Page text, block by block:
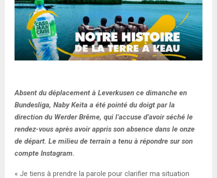
Absent du déplacement à Leverkusen ce dimanche en
Bundesliga, Naby Keita a été pointé du doigt par la
direction du Werder Brême, qui l’accuse d’avoir séché le
rendez-vous après avoir appris son absence dans le onze
de départ. Le milieu de terrain a tenu à répondre sur son
compte Instagram.
« Je tiens à prendre la parole pour clarifier ma situation